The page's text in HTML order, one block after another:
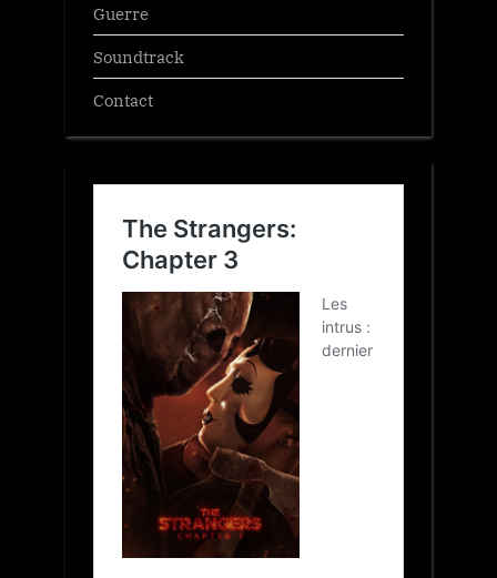
Guerre
Soundtrack
Contact